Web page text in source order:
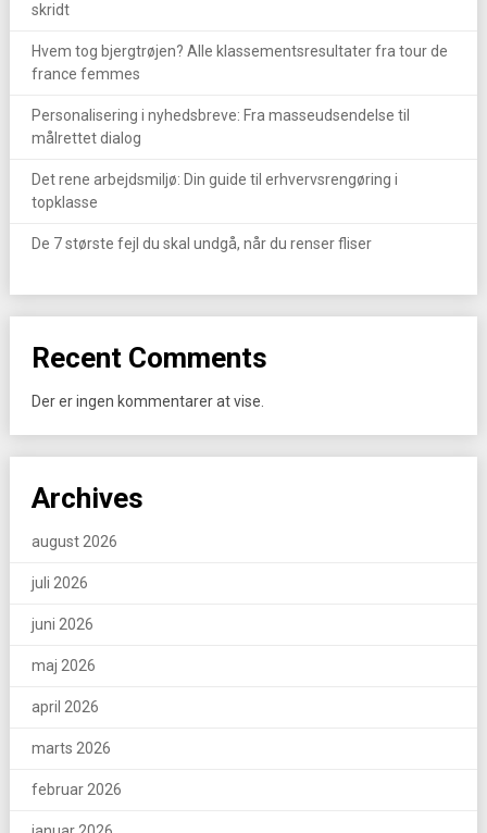
skridt
Hvem tog bjergtrøjen? Alle klassementsresultater fra tour de
france femmes
Personalisering i nyhedsbreve: Fra masseudsendelse til
målrettet dialog
Det rene arbejdsmiljø: Din guide til erhvervsrengøring i
topklasse
De 7 største fejl du skal undgå, når du renser fliser
Recent Comments
Der er ingen kommentarer at vise.
Archives
august 2026
juli 2026
juni 2026
maj 2026
april 2026
marts 2026
februar 2026